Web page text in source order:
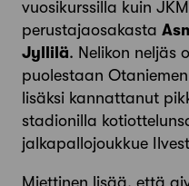
vuosikurssilla kuin
perustajaosakasta
Jyllilä. Nelikon neljäs
puolestaan
lisäksi kannattanut
stadionilla
jalkapallojoukkue